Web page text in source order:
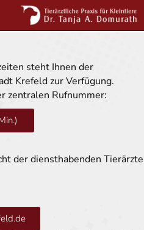
steht Ihnen der
Krefeld zur Verfügung.
zentralen Rufnummer:
der diensthabenden Tierärzte